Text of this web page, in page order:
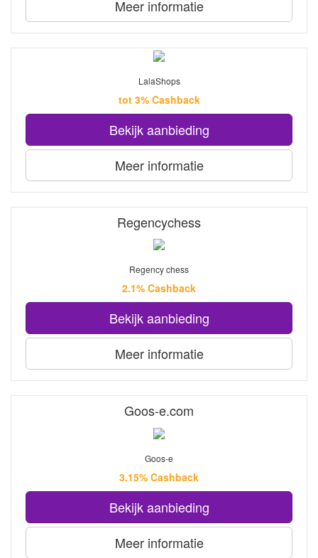
Meer informatie
LalaShops
tot 3% Cashback
Bekijk aanbieding
Meer informatie
Regencychess
Regency chess
2.1% Cashback
Bekijk aanbieding
Meer informatie
Goos-e.com
Goos-e
3.15% Cashback
Bekijk aanbieding
Meer informatie